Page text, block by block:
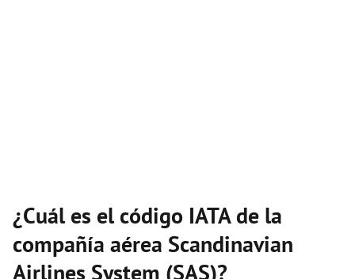
¿Cuál es el código IATA de la
compañía aérea Scandinavian
Airlines System (SAS)?